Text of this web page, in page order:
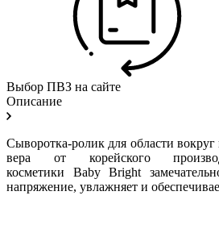
Выбор ПВЗ на сайте
Описание
Сыворотка-ролик для области вокруг
вера от корейского
косметики Baby Bright
напряжение, увлажняет и